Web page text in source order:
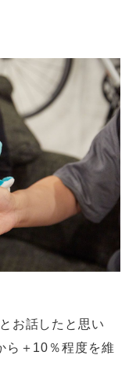
お話したと思い
ら＋10％程度を維